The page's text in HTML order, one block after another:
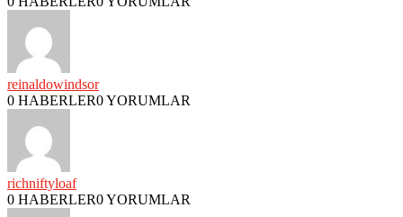
reinaldowindsor
0 HABERLER0 YORUMLAR
richniftyloaf
0 HABERLER0 YORUMLAR